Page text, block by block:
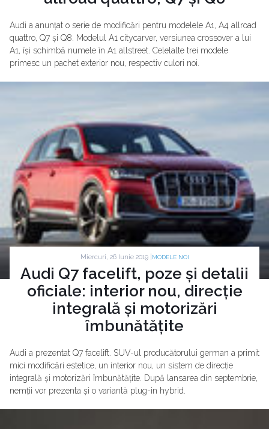
Audi a anunțat o serie de modificări pentru modelele A1, A4 allroad
quattro, Q7 și Q8. Modelul A1 citycarver, versiunea crossover a lui
A1, își schimbă numele în A1 allstreet. Celelalte trei modele
primesc un pachet exterior nou, respectiv culori noi.
Miercuri, 26 Iunie 2019 | MODELE NOI
Audi Q7 facelift, poze și detalii
oficiale: interior nou, direcție
integrală și motorizări
îmbunătățite
Audi a prezentat Q7 facelift. SUV-ul producătorului german a primit
mici modificări estetice, un interior nou, un sistem de direcție
integrală și motorizări îmbunătățite. După lansarea din septembrie,
nemții vor prezenta și o variantă plug-in hybrid.